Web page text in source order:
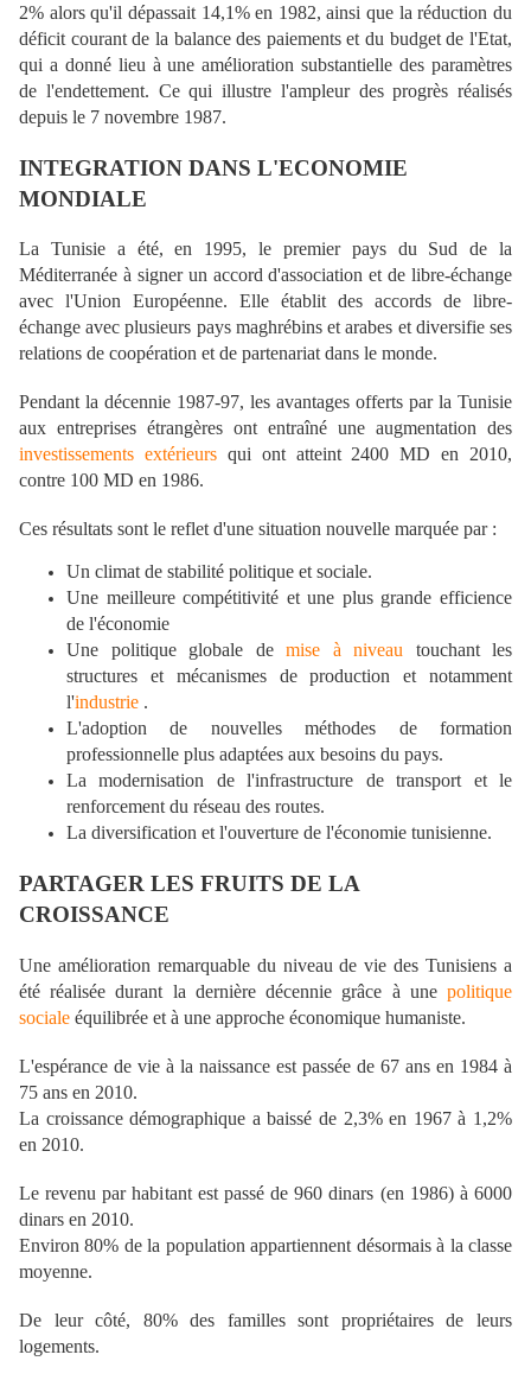
2% alors qu'il dépassait 14,1% en 1982, ainsi que la réduction du
déficit courant de la balance des paiements et du budget de l'Etat,
qui a donné lieu à une amélioration substantielle des paramètres
de l'endettement. Ce qui illustre l'ampleur des progrès réalisés
depuis le 7 novembre 1987.
INTEGRATION DANS L'ECONOMIE
MONDIALE
La Tunisie a été, en 1995, le premier pays du Sud de la
Méditerranée à signer un accord d'association et de libre-échange
avec l'Union Européenne. Elle établit des accords de libre-
échange avec plusieurs pays maghrébins et arabes et diversifie ses
relations de coopération et de partenariat dans le monde.
Pendant la décennie 1987-97, les avantages offerts par la Tunisie
aux entreprises étrangères ont entraîné une augmentation des
investissements extérieursqui ont atteint 2400 MD en 2010,
contre 100 MD en 1986.
Ces résultats sont le reflet d'une situation nouvelle marquée par :
Un climat de stabilité politique et sociale.
Une meilleure compétitivité et une plus grande efficience
de l'économie
Une politique globale de mise à niveau touchant les
structures et mécanismes de production et notamment
l'industrie .
L'adoption de nouvelles méthodes de formation
professionnelle plus adaptées aux besoins du pays.
La modernisation de l'infrastructure de transport et le
renforcement du réseau des routes.
La diversification et l'ouverture de l'économie tunisienne.
PARTAGER LES FRUITS DE LA
CROISSANCE
Une amélioration remarquable du niveau de vie des Tunisiens a
été réalisée durant la dernière décennie grâce à une politique
sociale équilibrée et à une approche économique humaniste.
L'espérance de vie à la naissance est passée de 67 ans en 1984 à
75 ans en 2010.
La croissance démographique a baissé de 2,3% en 1967 à 1,2%
en 2010.
Le revenu par habitant est passé de 960 dinars (en 1986) à 6000
dinars en 2010.
Environ 80% de la population appartiennent désormais à la classe
moyenne.
De leur côté, 80% des familles sont propriétaires de leurs
logements.